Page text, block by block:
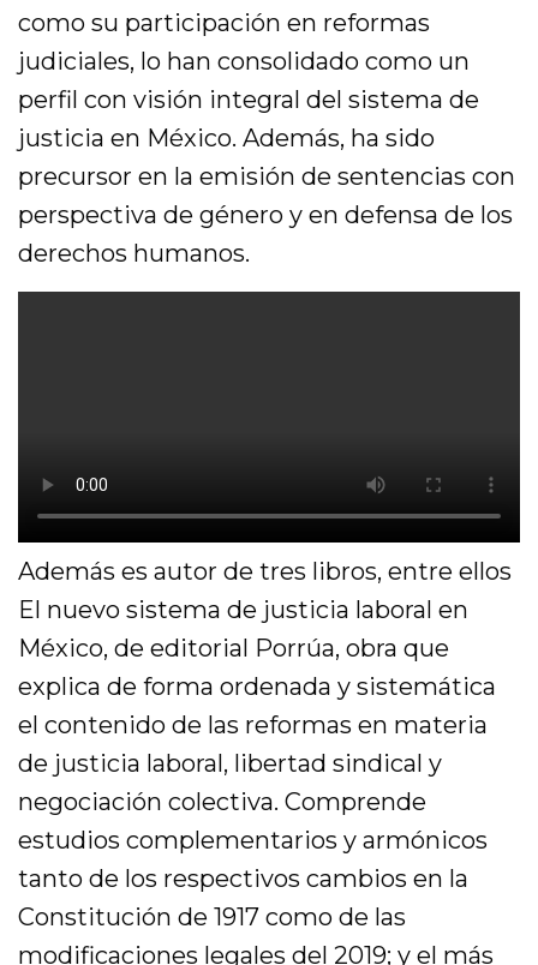
como su participación en reformas
judiciales, lo han consolidado como un
perfil con visión integral del sistema de
justicia en México. Además, ha sido
precursor en la emisión de sentencias con
perspectiva de género y en defensa de los
derechos humanos.
Además es autor de tres libros, entre ellos
El nuevo sistema de justicia laboral en
México, de editorial Porrúa, obra que
explica de forma ordenada y sistemática
el contenido de las reformas en materia
de justicia laboral, libertad sindical y
negociación colectiva. Comprende
estudios complementarios y armónicos
tanto de los respectivos cambios en la
Constitución de 1917 como de las
modificaciones legales del 2019; y el más